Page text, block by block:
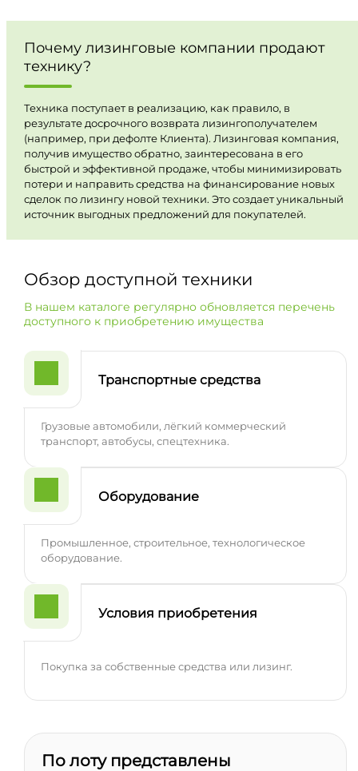
Почему лизинговые компании продают
технику?
Техника поступает в реализацию, как правило, в
результате досрочного возврата лизингополучателем
(например, при дефолте Клиента). Лизинговая компания,
получив имущество обратно, заинтересована в его
быстрой и эффективной продаже, чтобы минимизировать
потери и направить средства на финансирование новых
сделок по лизингу новой техники. Это создает уникальный
источник выгодных предложений для покупателей.
Обзор доступной техники
В нашем каталоге регулярно обновляется перечень
доступного к приобретению имущества
Транспортные средства
Грузовые автомобили, лёгкий коммерческий
транспорт, автобусы, спецтехника.
Оборудование
Промышленное, строительное, технологическое
оборудование.
Условия приобретения
Покупка за собственные средства или лизинг.
По лоту представлены